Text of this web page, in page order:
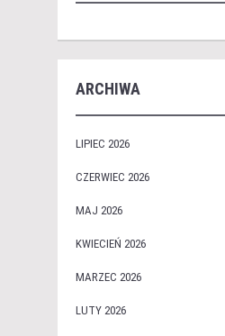
ARCHIWA
LIPIEC 2026
CZERWIEC 2026
MAJ 2026
KWIECIEŃ 2026
MARZEC 2026
LUTY 2026